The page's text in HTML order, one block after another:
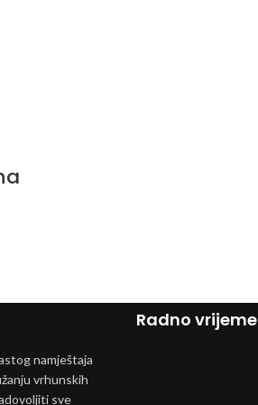
namještaja
vrhunskih
sve
Radno vrijeme